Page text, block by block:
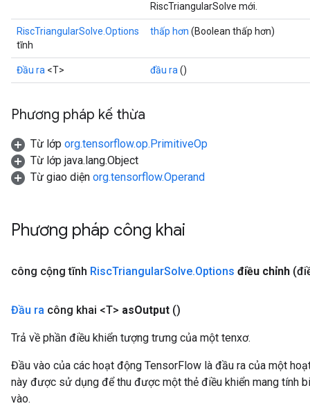
RiscTriangularSolve mới.
RiscTriangularSolve.Options
tĩnh
thấp hơn (Boolean thấp hơn)
Đầu ra <T> đầu ra ()
Phương pháp kế thừa
Từ lớp org.tensorflow.op.PrimitiveOp
Từ lớp java.lang.Object
Từ giao diện org.tensorflow.Operand
Phương pháp công khai
công cộng tĩnh RiscTriangularSolve.Options điều chỉnh
Đầu ra công khai <T> asOutput ()
Trả về phần điều khiển tượng trưng của một tenxơ.
Đầu vào của các hoạt động TensorFlow là đầu ra của một
này được sử dụng để thu được một thẻ điều khiển mang tính
vào.